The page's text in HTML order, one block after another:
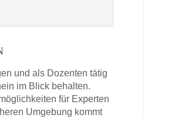
und als Dozenten tätig
im Blick behalten.
für Experten
Umgebung kommt